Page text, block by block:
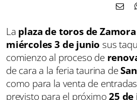
La plaza de toros de Zamora
miércoles 3 de junio sus
comienzo al proceso de
de cara a la feria taurina de
como para la venta de
previsto para el próximo25